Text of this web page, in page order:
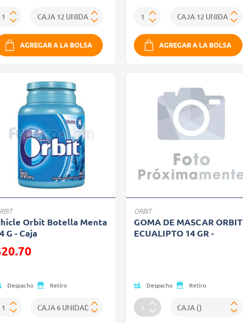
AGREGAR A LA BOLSA AGREGAR A LA BOLSA
Orbit Botella Menta
G - Caja
reducido de
Despacho Retiro
ORBIT
GOMA DE MASCAR ORBIT
ECUALIPTO 14 GR -
Despacho Retiro